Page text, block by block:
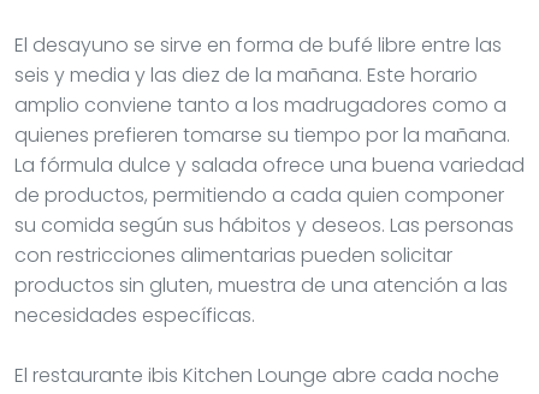
El desayuno se sirve en forma de bufé libre entre las
seis y media y las diez de la mañana. Este horario
amplio conviene tanto a los madrugadores como a
quienes prefieren tomarse su tiempo por la mañana.
La fórmula dulce y salada ofrece una buena variedad
de productos, permitiendo a cada quien componer
su comida según sus hábitos y deseos. Las personas
con restricciones alimentarias pueden solicitar
productos sin gluten, muestra de una atención a las
necesidades específicas.
El restaurante ibis Kitchen Lounge abre cada noche